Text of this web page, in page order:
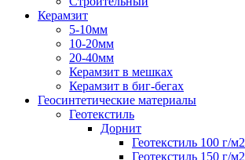
Керамзит
5-10мм
10-20мм
20-40мм
Керамзит в мешках
Керамзит в биг-бегах
Геосинтетические материалы
Геотекстиль
Дорнит
Геотекстиль 100 г/м2
Геотекстиль 150 г/м2